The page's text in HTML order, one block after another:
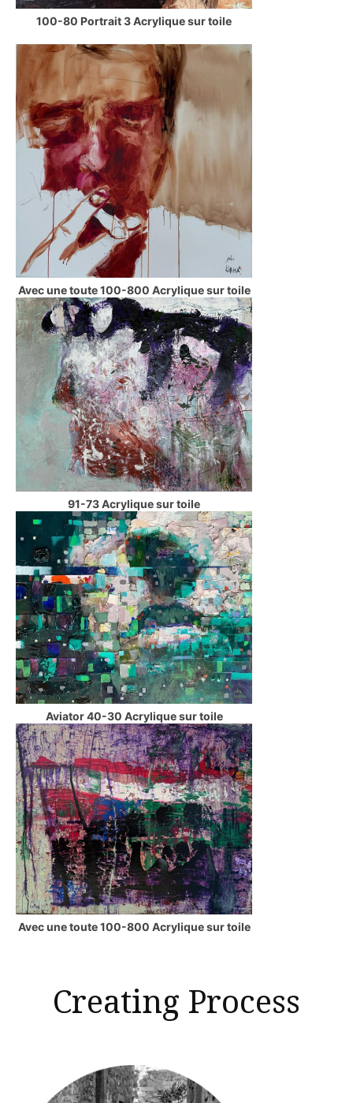
100-80 Portrait 3 Acrylique sur toile
Avec une toute 100-800 Acrylique sur toile
91-73 Acrylique sur toile
Aviator 40-30 Acrylique sur toile
Avec une toute 100-800 Acrylique sur toile
Creating Process